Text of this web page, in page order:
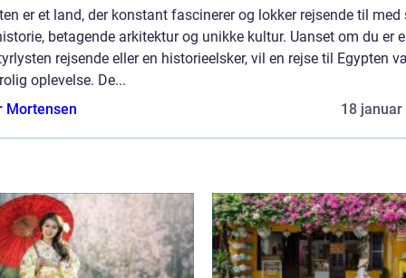
er et land, der konstant fascinerer og lokker rejsende til med
betagende arkitektur og unikke kultur. Uanset om du er
rejsende eller en historieelsker, vil en rejse til Egypten
oplevelse. De...
Mortensen
18 januar